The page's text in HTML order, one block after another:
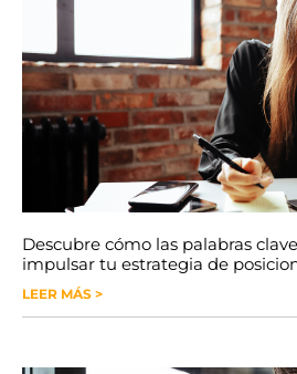
Descubre cómo las palabras
impulsar tu estrategia de
LEER MÁS >